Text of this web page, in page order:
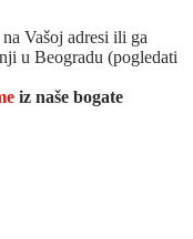
Vašoj adresi ili ga
u Beogradu (pogledati
iz naše bogate